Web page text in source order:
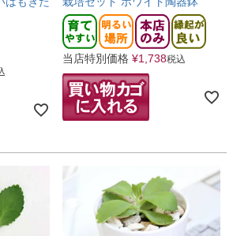
当店特別価格 ¥1,738税込